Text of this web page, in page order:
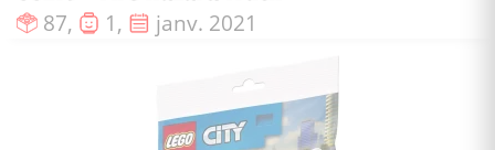
Nombre de pièces :
87, Nombre de figurines :
1, Date de sortie :
janv. 2021